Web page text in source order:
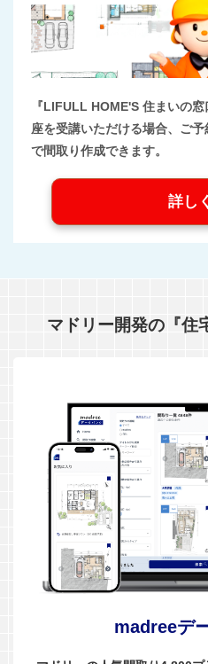
『LIFULL HOME'S 住まいの
座を受講いただける場合、ご
で間取り作成できます。
詳し
マドリー開発の『住
madreeデ